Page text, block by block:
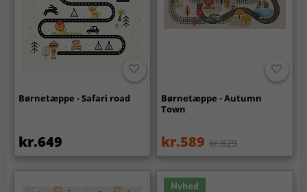
Børnetæppe - Safari road
kr.649
Børnetæppe - Autumn
Town
kr.589 kr.829
Nyhed